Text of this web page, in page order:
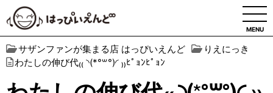
MENU
サザンファンが集まる店 はっぴいえんど
りえにっき
わたしの伸び代₍₍ ◝(*°꒳​°)◜ ₎₎ﾋﾟｮﾝﾋﾟｮﾝ